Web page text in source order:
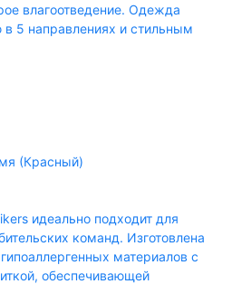
влагоотведение. Одежда
в 5 направлениях и стильным
(Красный)
идеально подходит для
команд. Изготовлена
материалов с
обеспечивающей